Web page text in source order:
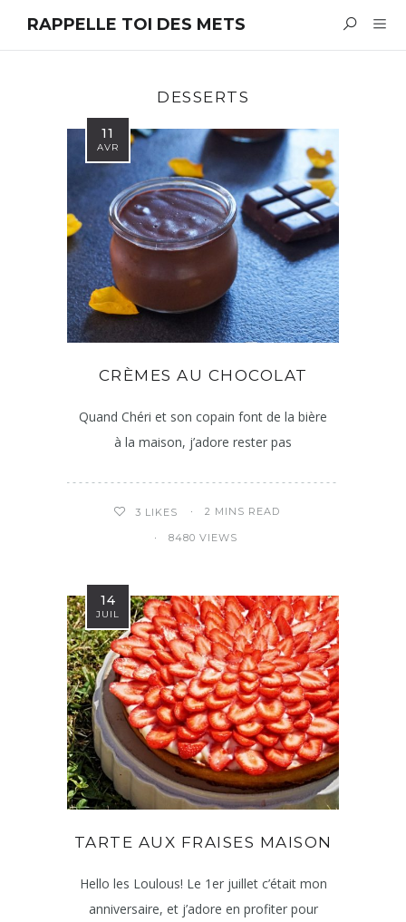
RAPPELLE TOI DES METS
DESSERTS
11
AVR
CRÈMES AU CHOCOLAT
Quand Chéri et son copain font de la bière
à la maison, j’adore rester pas
3 LIKES 2 MINS READ
8480 VIEWS
14
JUIL
TARTE AUX FRAISES MAISON
Hello les Loulous! Le 1er juillet c’était mon
anniversaire, et j’adore en profiter pour